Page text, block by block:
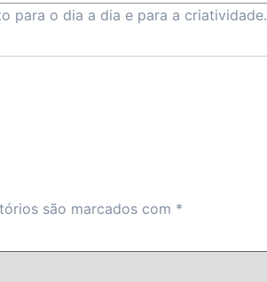
para o dia a dia e para a criatividade.
são marcados com *